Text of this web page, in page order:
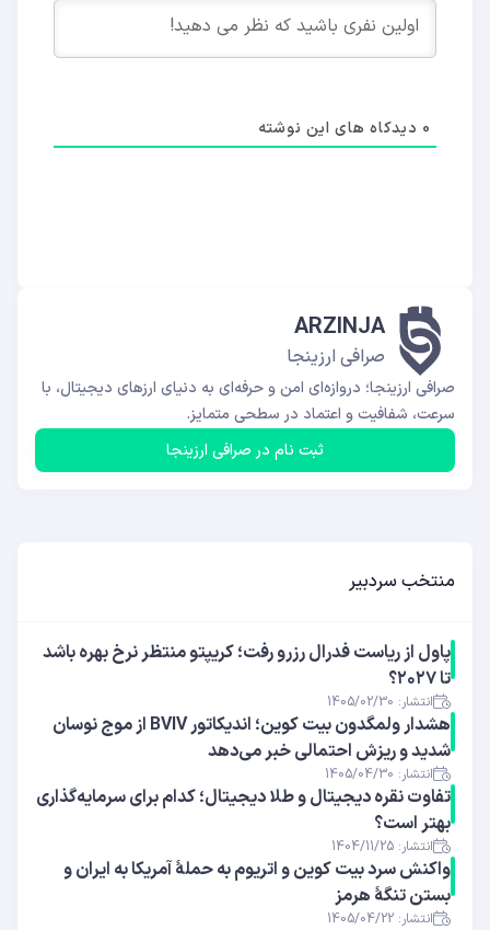
0 دیدکاه های این نوشته
ARZINJA
صرافی ارزینجا
صرافی ارزینجا؛ دروازه‌ای امن و حرفه‌ای به دنیای ارزهای دیجیتال، با
سرعت، شفافیت و اعتماد در سطحی متمایز.
ثبت نام در صرافی ارزینجا
منتخب سردبیر
پاول از ریاست فدرال رزرو رفت؛ کریپتو منتظر نرخ بهره باشد
تا ۲۰۲۷؟
انتشار: 1405/02/30
هشدار ولمگدون بیت کوین؛ اندیکاتور BVIV از موج نوسان
شدید و ریزش احتمالی خبر می‌دهد
انتشار: 1405/04/30
تفاوت نقره دیجیتال و طلا دیجیتال؛ کدام برای سرمایه‌گذاری
بهتر است؟
انتشار: 1404/11/25
واکنش سرد بیت کوین و اتریوم به حملهٔ آمریکا به ایران و
بستن تنگهٔ هرمز
انتشار: 1405/04/22